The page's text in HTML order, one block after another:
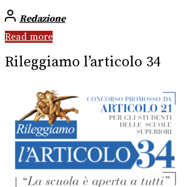
Redazione
Read more
Rileggiamo l’articolo 34